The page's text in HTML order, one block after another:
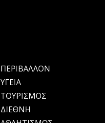
ΠΕΡΙΒΑΛΛΟΝ
ΥΓΕΙΑ
ΤΟΥΡΙΣΜΟΣ
ΔΙΕΘΝΗ